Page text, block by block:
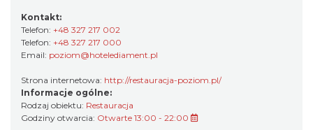
Kontakt:
Telefon: +48 327 217 002
Telefon: +48 327 217 000
Email: poziom@hotelediament.pl
Strona internetowa: http://restauracja-poziom.pl/
Informacje ogólne:
Rodzaj obiektu: Restauracja
Godziny otwarcia: Otwarte 13:00 - 22:00